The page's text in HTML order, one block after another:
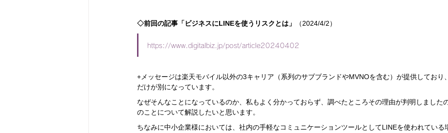
◇前回の記事「ビジネスにLINEを使うリスクとは」 （2024/4/2）
https://www.digitalbiz.jp/post/article20240402
+メッセージは楽天モバイル以外の3キャリア（系列のサブブランドやMVNOを含む）が提供しており
だけが別になっています。
なぜそんなことになっているのか、私もよく分かっておらず、調べたところその理由が判明しました
のことについて解説したいと思います。
ちなみに中小企業様においては、社内の手軽なコミュニケーションツールとしてLINEを使われている